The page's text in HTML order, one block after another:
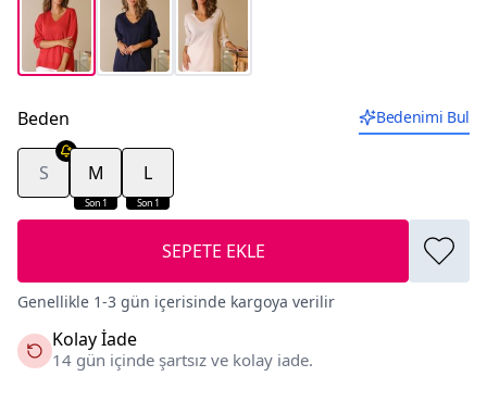
Beden Bedenimi Bul
S
Son 1
M
Son 1
L
SEPETE EKLE
Genellikle 1-3 gün içerisinde kargoya verilir
Kolay İade
14 gün içinde şartsız ve kolay iade.